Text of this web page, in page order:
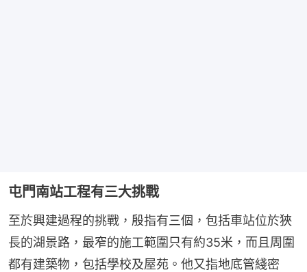
屯門南站工程有三大挑戰
至於興建過程的挑戰，殷指有三個，包括車站位於狹
長的湖景路，最窄的施工範圍只有約35米，而且周圍
都有建築物，包括學校及屋苑。他又指地底管綫密